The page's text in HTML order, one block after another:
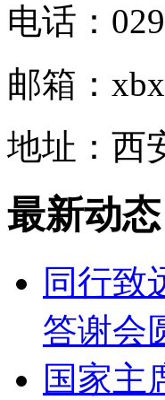
电话：
邮箱：
地址：西
最新动态
同行致
答谢会
国家主